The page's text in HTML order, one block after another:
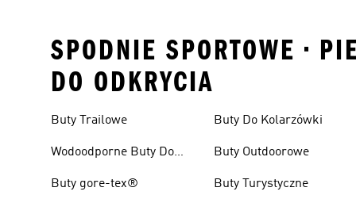
SPODNIE SPORTOWE •
DO ODKRYCIA
Buty Trailowe
Wodoodporne Buty Do
Buty gore-tex®
Buty Do Kolarzówki
Buty Outdoorowe
Buty Turystyczne